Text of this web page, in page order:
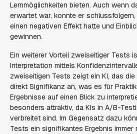
Lernmöglichkeiten bieten. Auch wenn
erwartet war, konnte er
einen negativen Effekt hatte und
gewinnen.
Ein weiterer Vorteil zweiseitiger Tests
Interpretation mittels
zweiseitigen Tests zeigt ein KI, das
direkt Signifikanz an, was es für
Ergebnisse auf einen Blick zu
besonders attraktiv, da KIs in A/B-
verbreitet sind. Im Gegensatz dazu
Tests ein signifikantes Ergebnis immer